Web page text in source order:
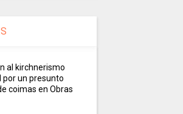
al kirchnerismo
por un presunto
coimas en Obras